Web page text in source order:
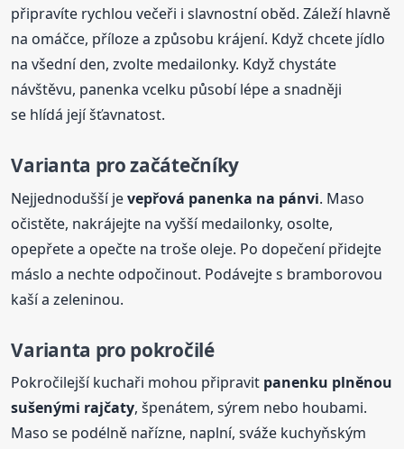
připravíte rychlou večeři i slavnostní oběd. Záleží hlavně
na omáčce, příloze a způsobu krájení. Když chcete jídlo
na všední den, zvolte medailonky. Když chystáte
návštěvu, panenka vcelku působí lépe a snadněji
se hlídá její šťavnatost.
Varianta pro začátečníky
Nejjednodušší jevepřová panenka na pánvi. Maso
očistěte, nakrájejte na vyšší medailonky, osolte,
opepřete a opečte na troše oleje. Po dopečení přidejte
máslo a nechte odpočinout. Podávejte s bramborovou
kaší a zeleninou.
Varianta pro pokročilé
Pokročilejší kuchaři mohou připravit panenku plněnou
sušenými rajčaty, špenátem, sýrem nebo houbami.
Maso se podélně nařízne, naplní, sváže kuchyňským